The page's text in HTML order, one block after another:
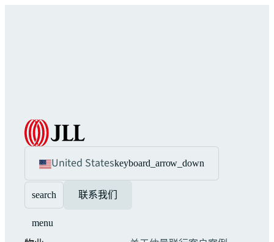
United Stateskeyboard_arrow_down
search 联系我们
menu